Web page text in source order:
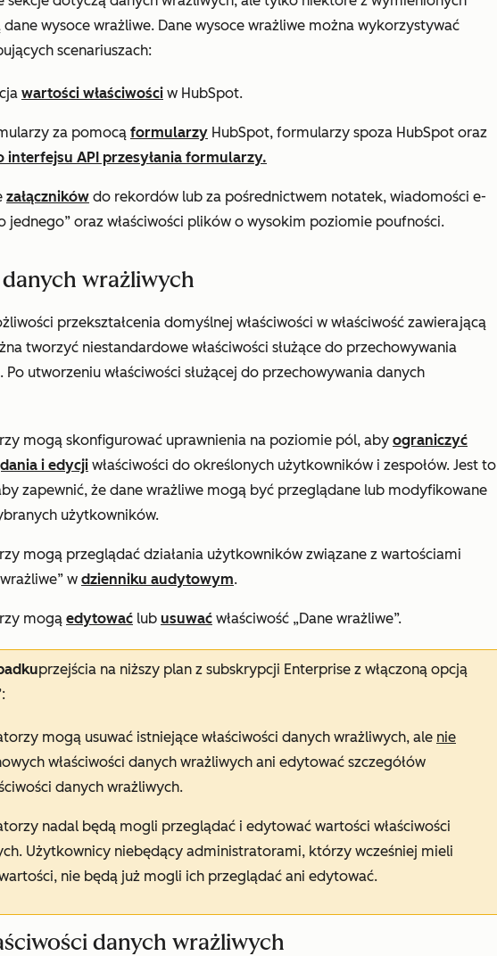
dane wysoce wrażliwe. Dane wysoce wrażliwe można wykorzystywać
scenariuszach:
wartości właściwości w HubSpot.
za pomocą formularzy HubSpot, formularzy spoza HubSpot oraz
API przesyłania formularzy.
załączników do rekordów lub za pośrednictwem notatek, wiadomości e-
jednego” oraz właściwości plików o wysokim poziomie poufności.
danych wrażliwych
przekształcenia domyślnej właściwości w właściwość zawierającą
tworzyć niestandardowe właściwości służące do przechowywania
Po utworzeniu właściwości służącej do przechowywania danych
mogą skonfigurować uprawnienia na poziomie pól, aby ograniczyć
i edycji właściwości do określonych użytkowników i zespołów. Jest to
zapewnić, że dane wrażliwe mogą być przeglądane lub modyfikowane
użytkowników.
mogą przeglądać działania użytkowników związane z wartościami
w dzienniku audytowym.
mogą edytować lub usuwać właściwość „Dane wrażliwe”.
przejścia na niższy plan z subskrypcji Enterprise z włączoną opcją
mogą usuwać istniejące właściwości danych wrażliwych, ale nie
właściwości danych wrażliwych ani edytować szczegółów
danych wrażliwych.
nadal będą mogli przeglądać i edytować wartości właściwości
Użytkownicy niebędący administratorami, którzy wcześniej mieli
nie będą już mogli ich przeglądać ani edytować.
danych wrażliwych